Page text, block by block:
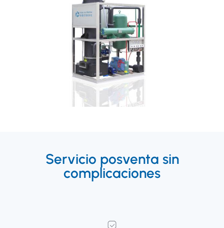
Servicio posventa sin
complicaciones